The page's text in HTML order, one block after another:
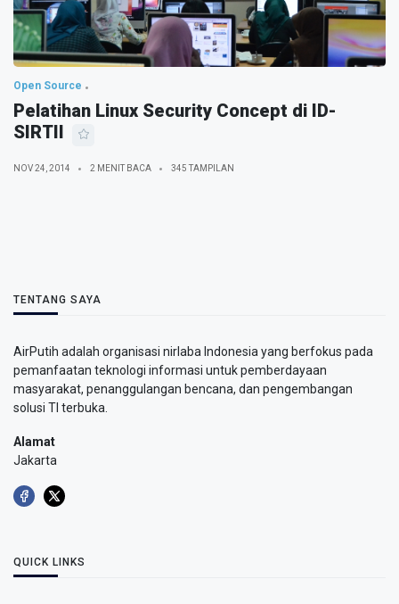
Open Source
Pelatihan Linux Security Concept di ID-
SIRTII
NOV 24, 2014 2 MENIT BACA 345 TAMPILAN
TENTANG SAYA
AirPutih adalah organisasi nirlaba Indonesia yang berfokus pada
pemanfaatan teknologi informasi untuk pemberdayaan
masyarakat, penanggulangan bencana, dan pengembangan
solusi TI terbuka.
Alamat
Jakarta
QUICK LINKS